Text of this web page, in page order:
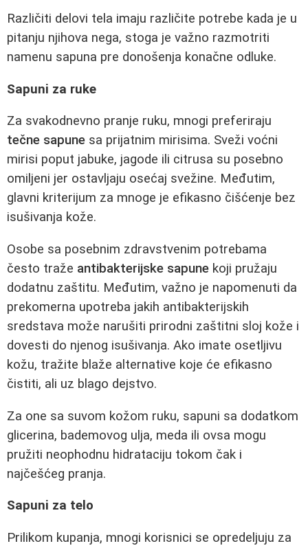
Različiti delovi tela imaju različite potrebe kada je u
pitanju njihova nega, stoga je važno razmotriti
namenu sapuna pre donošenja konačne odluke.
Sapuni za ruke
Za svakodnevno pranje ruku, mnogi preferiraju
tečne sapune sa prijatnim mirisima. Sveži voćni
mirisi poput jabuke, jagode ili citrusa su posebno
omiljeni jer ostavljaju osećaj svežine. Međutim,
glavni kriterijum za mnoge je efikasno čišćenje bez
isušivanja kože.
Osobe sa posebnim zdravstvenim potrebama
često traže antibakterijske sapune koji pružaju
dodatnu zaštitu. Međutim, važno je napomenuti da
prekomerna upotreba jakih antibakterijskih
sredstava može narušiti prirodni zaštitni sloj kože i
dovesti do njenog isušivanja. Ako imate osetljivu
kožu, tražite blaže alternative koje će efikasno
čistiti, ali uz blago dejstvo.
Za one sa suvom kožom ruku, sapuni sa dodatkom
glicerina, bademovog ulja, meda ili ovsa mogu
pružiti neophodnu hidrataciju tokom čak i
najčešćeg pranja.
Sapuni za telo
Prilikom kupanja, mnogi korisnici se opredeljuju za